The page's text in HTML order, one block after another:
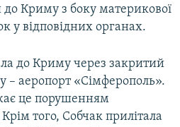
Криму з боку материкової
у відповідних органах.
до Криму через закритий
– аеропорт «Сімферополь».
це порушенням
того, Собчак прилітала